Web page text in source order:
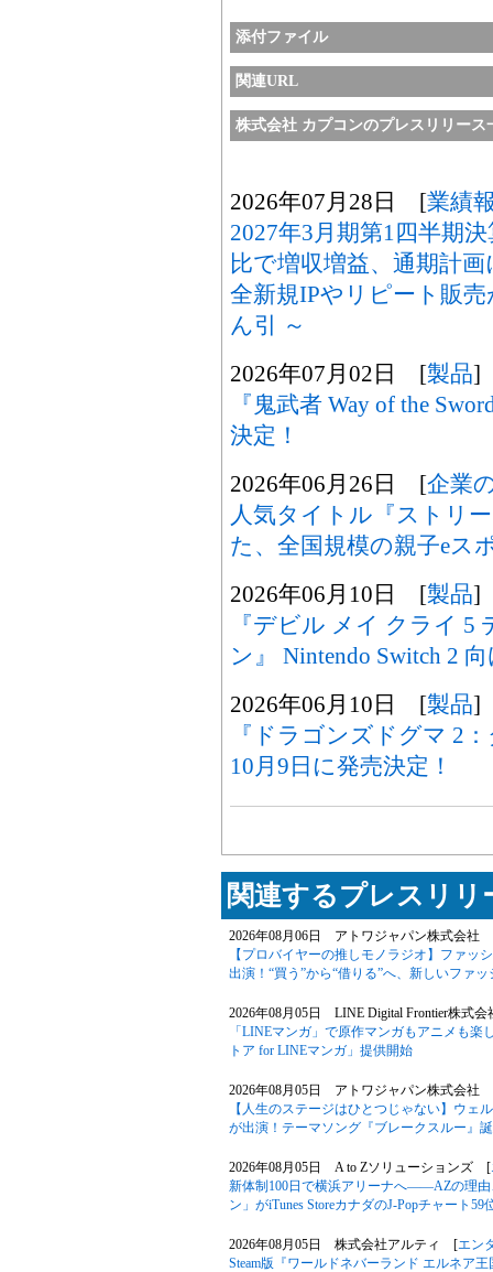
添付ファイル
関連URL
株式会社 カプコンのプレスリリース
2026年07月28日 [業績
2027年3月期第1四半期
比で増収増益、通期計
全新規IPやリピート販
ん引 ～
2026年07月02日 [製品]
『鬼武者 Way of the
決定！
2026年06月26日 [企業
人気タイトル『ストリ
た、全国規模の親子eス
2026年06月10日 [製品]
『デビル メイ クライ
ン』 Nintendo Switch 2
2026年06月10日 [製品]
『ドラゴンズドグマ 2
10月9日に発売決定！
関連するプレスリリ
2026年08月06日 アトワジャパン株式会社
【プロバイヤーの推しモノラジオ】ファッ
出演！“買う”から“借りる”へ、新しいファ
2026年08月05日 LINE Digital Frontier株式
「LINEマンガ」で原作マンガもアニメも
トア for LINEマンガ」提供開始
2026年08月05日 アトワジャパン株式会社
【人生のステージはひとつじゃない】ウェ
が出演！テーマソング『ブレークスルー』
2026年08月05日 A to Zソリューションズ [
新体制100日で横浜アリーナへ――AZの理
ン」がiTunes StoreカナダのJ-Popチャート59
2026年08月05日 株式会社アルティ [エン
Steam版『ワールドネバーランド エルネア